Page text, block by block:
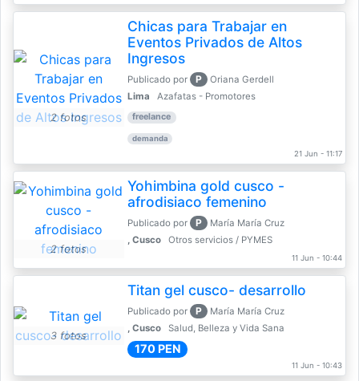
2 fotos
Chicas para Trabajar en
Eventos Privados de Altos
Ingresos
Publicado por P
Oriana Gerdell
Lima
Azafatas - Promotores
freelance
demanda
21 Jun - 11:17
2 fotos
Yohimbina gold cusco -
afrodisiaco femenino
Publicado por P
María María Cruz
, Cusco
Otros servicios / PYMES
11 Jun - 10:44
3 fotos
Titan gel cusco- desarrollo
Publicado por P
María María Cruz
, Cusco
Salud, Belleza y Vida Sana
170 PEN
11 Jun - 10:43